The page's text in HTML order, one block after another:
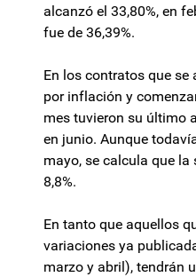
alcanzó el 33,80%, en
fue de 36,39%.
En los contratos que
por inflación y
mes tuvieron su último
en junio. Aunque
mayo, se calcula que la
8,8%.
En tanto que aquellos
variaciones ya
marzo y abril), tendrán